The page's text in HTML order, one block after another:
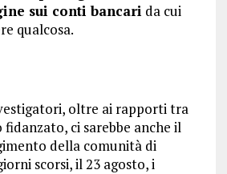
sui conti bancari da cui
qualcosa.
oltre ai rapporti tra
fidanzato, ci sarebbe anche il
della comunità di
scorsi, il 23 agosto, i